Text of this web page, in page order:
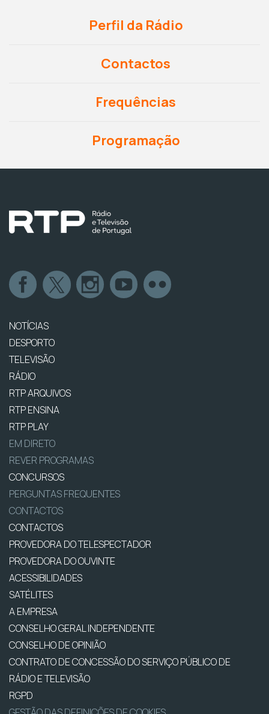
Perfil da Rádio
Contactos
Frequências
Programação
NOTÍCIAS
DESPORTO
TELEVISÃO
RÁDIO
RTP ARQUIVOS
RTP ENSINA
RTP PLAY
EM DIRETO
REVER PROGRAMAS
CONCURSOS
PERGUNTAS FREQUENTES
CONTACTOS
CONTACTOS
PROVEDORA DO TELESPECTADOR
PROVEDORA DO OUVINTE
ACESSIBILIDADES
SATÉLITES
A EMPRESA
CONSELHO GERAL INDEPENDENTE
CONSELHO DE OPINIÃO
CONTRATO DE CONCESSÃO DO SERVIÇO PÚBLICO DE
RÁDIO E TELEVISÃO
RGPD